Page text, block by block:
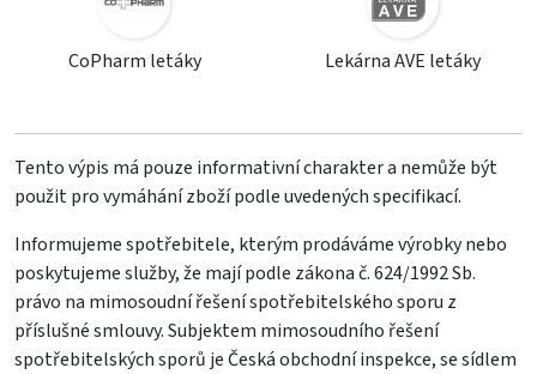
CoPharm letáky Lekárna AVE letáky
Tento výpis má pouze informativní charakter a nemůže být
použit pro vymáhání zboží podle uvedených specifikací.
Informujeme spotřebitele, kterým prodáváme výrobky nebo
poskytujeme služby, že mají podle zákona č. 624/1992 Sb.
právo na mimosoudní řešení spotřebitelského sporu z
příslušné smlouvy. Subjektem mimosoudního řešení
spotřebitelských sporů je Česká obchodní inspekce, se sídlem